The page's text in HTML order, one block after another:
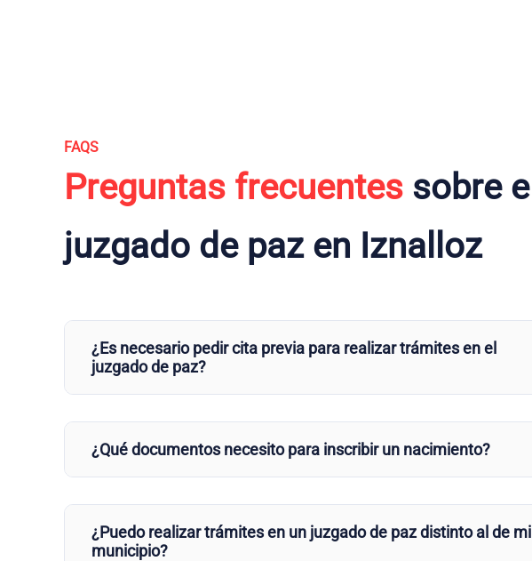
FAQS
Preguntas frecuentes sobre el
juzgado de paz en Iznalloz
¿Es necesario pedir cita previa para realizar trámites en el
juzgado de paz?
¿Qué documentos necesito para inscribir un nacimiento?
¿Puedo realizar trámites en un juzgado de paz distinto al de mi
municipio?